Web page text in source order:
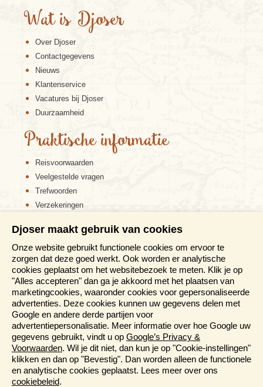
Wat is Djoser
Over Djoser
Contactgegevens
Nieuws
Klantenservice
Vacatures bij Djoser
Duurzaamheid
Praktische informatie
Reisvoorwaarden
Veelgestelde vragen
Trefwoorden
Verzekeringen
Disclaimer
Cookiebeleid
Privacy verklaring
Reis en boek met Djoser zekerheid
Meer weten?
Brochure aanvragen
Presentaties en Informatiedagen
Magazine
Aanmelden nieuwsbrief
Djoser maakt gebruik van cookies
Onze website gebruikt functionele cookies om ervoor te
zorgen dat deze goed werkt. Ook worden er analytische
cookies geplaatst om het websitebezoek te meten. Klik je op
"Alles accepteren" dan ga je akkoord met het plaatsen van
marketingcookies, waaronder cookies voor gepersonaliseerde
advertenties. Deze cookies kunnen uw gegevens delen met
Google en andere derde partijen voor
advertentiepersonalisatie. Meer informatie over hoe Google uw
gegevens gebruikt, vindt u op Google’s Privacy &
Voorwaarden. Wil je dit niet, dan kun je op "Cookie-instellingen"
klikken en dan op "Bevestig". Dan worden alleen de functionele
en analytische cookies geplaatst. Lees meer over ons
cookiebeleid.